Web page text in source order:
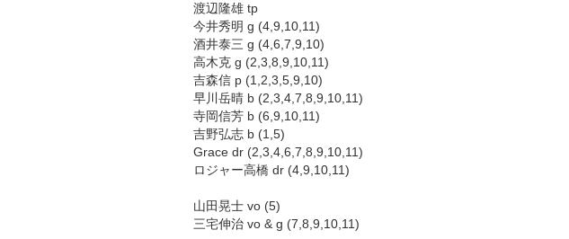
渡辺隆雄 tp
今井秀明 g (4,9,10,11)
酒井泰三 g (4,6,7,9,10)
高木克 g (2,3,8,9,10,11)
吉森信 p (1,2,3,5,9,10)
早川岳晴 b (2,3,4,7,8,9,10,11)
寺岡信芳 b (6,9,10,11)
吉野弘志 b (1,5)
Grace dr (2,3,4,6,7,8,9,10,11)
ロジャー高橋 dr (4,9,10,11)
山田晃士 vo (5)
三宅伸治 vo & g (7,8,9,10,11)